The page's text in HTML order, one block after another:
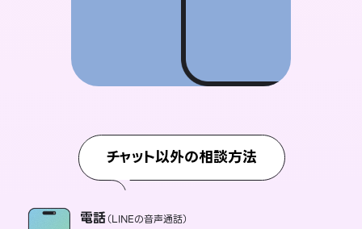
チャット以外の相談方法
電話（LINEの音声通話）